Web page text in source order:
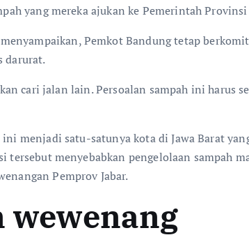
yang mereka ajukan ke Pemerintah
Pemkot Bandung tetap
darurat.
cari jalan lain. Persoalan sampah ini harus
menjadi satu-satunya kota di Jawa Barat
tersebut menyebabkan pengelolaan sampah
Pemprov Jabar.
wewenang